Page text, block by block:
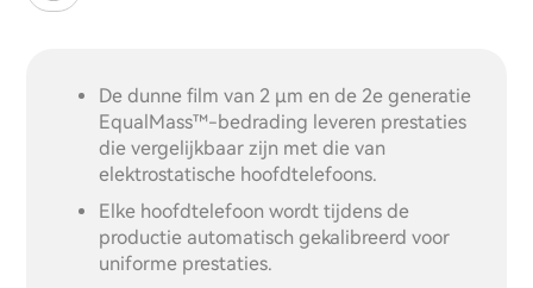
De dunne film van 2 μm en de 2e generatie
EqualMass™-bedrading leveren prestaties
die vergelijkbaar zijn met die van
elektrostatische hoofdtelefoons.
Elke hoofdtelefoon wordt tijdens de
productie automatisch gekalibreerd voor
uniforme prestaties.